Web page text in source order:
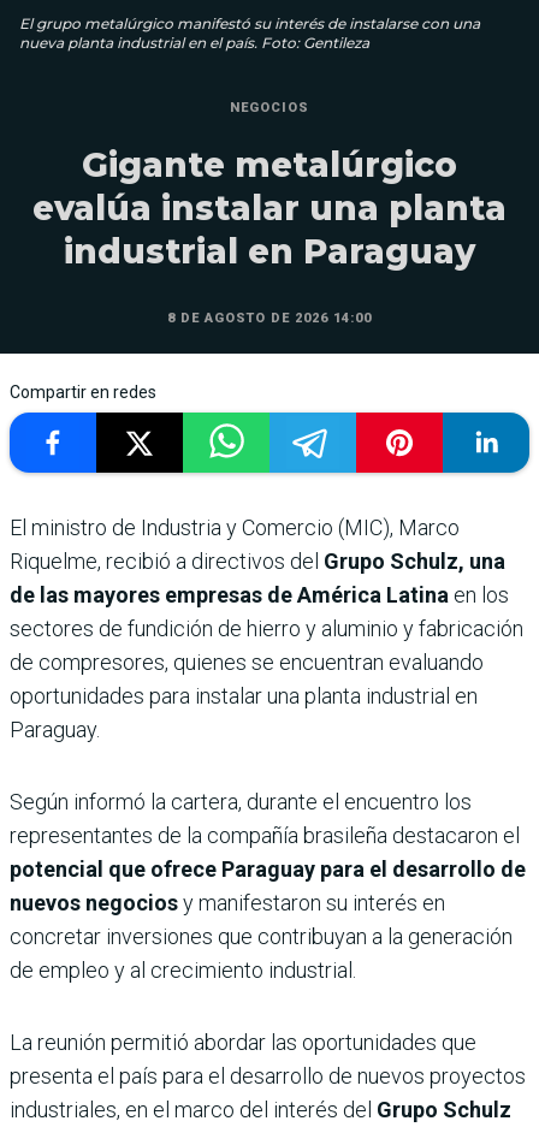
El grupo metalúrgico manifestó su interés de instalarse con una
nueva planta industrial en el país. Foto: Gentileza
NEGOCIOS
Gigante metalúrgico
evalúa instalar una planta
industrial en Paraguay
8 DE AGOSTO DE 2026 14:00
Compartir en redes
El ministro de Industria y Comercio (MIC), Marco
Riquelme, recibió a directivos del Grupo Schulz, una
de las mayores empresas de América Latina en los
sectores de fundición de hierro y aluminio y fabricación
de compresores, quienes se encuentran evaluando
oportunidades para instalar una planta industrial en
Paraguay.
Según informó la cartera, durante el encuentro los
representantes de la compañía brasileña destacaron el
potencial que ofrece Paraguay para el desarrollo de
nuevos negociosy manifestaron su interés en
concretar inversiones que contribuyan a la generación
de empleo y al crecimiento industrial.
La reunión permitió abordar las oportunidades que
presenta el país para el desarrollo de nuevos proyectos
industriales, en el marco del interés del Grupo Schulz